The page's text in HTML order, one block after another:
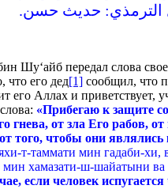
الترمذي‏:‏ حديث حسن‏.‏
Шу‘айб передал слова
что его дед[1] сообщил, что
его Аллах и приветствует,
«Прибегаю к защите
гнева, от зла Его рабов,
того, чтобы они являлись
т-таммати мин гадаби-хи,
мин хамазати-ш-шайатыни
если человек испугается